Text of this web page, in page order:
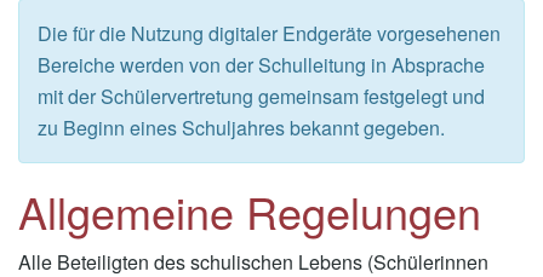
Die für die Nutzung digitaler Endgeräte vorgesehenen
Bereiche werden von der Schulleitung in Absprache
mit der Schülervertretung gemeinsam festgelegt und
zu Beginn eines Schuljahres bekannt gegeben.
Allgemeine Regelungen
Alle Beteiligten des schulischen Lebens (Schülerinnen